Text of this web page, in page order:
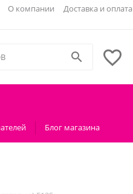
О компании Доставка и оплата


Блог магазина